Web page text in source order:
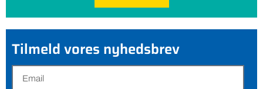
Tilmeld vores nyhedsbrev